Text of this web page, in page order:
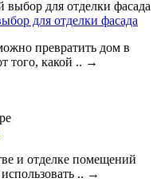
для отделки фасада
превратить дом в
того, какой .. →
и отделке помещений
.. →